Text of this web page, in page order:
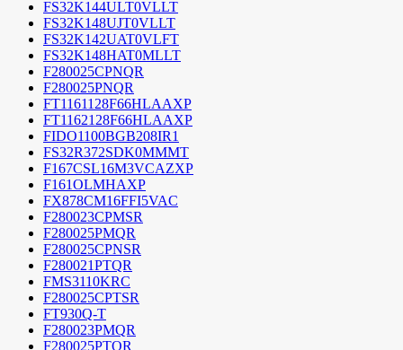
FS32K144ULT0VLLT
FS32K148UJT0VLLT
FS32K142UAT0VLFT
FS32K148HAT0MLLT
F280025CPNQR
F280025PNQR
FT1161128F66HLAAXP
FT1162128F66HLAAXP
FIDO1100BGB208IR1
FS32R372SDK0MMMT
F167CSL16M3VCAZXP
F161OLMHAXP
FX878CM16FFI5VAC
F280023CPMSR
F280025PMQR
F280025CPNSR
F280021PTQR
FMS3110KRC
F280025CPTSR
FT930Q-T
F280023PMQR
F280025PTQR